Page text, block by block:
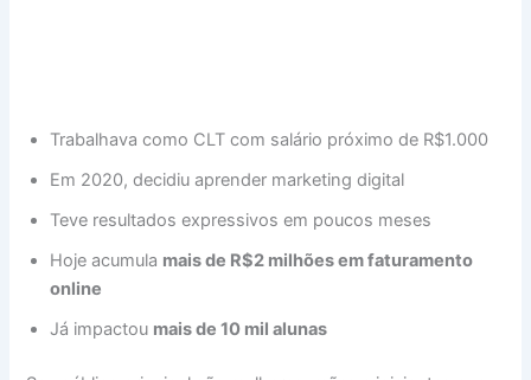
Trabalhava como CLT com salário próximo de R$1.000
Em 2020, decidiu aprender marketing digital
Teve resultados expressivos em poucos meses
Hoje acumula mais de R$2 milhões em faturamento
online
Já impactou mais de 10 mil alunas